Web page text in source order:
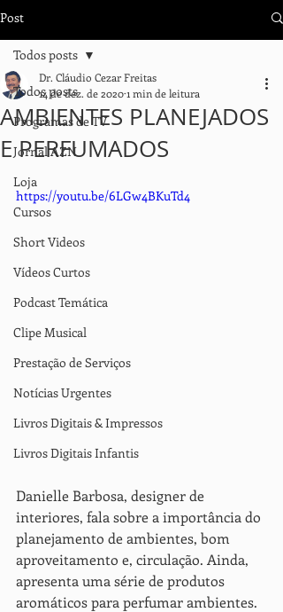
Post
Todos posts
Programas de TV
Jornal AZN
Loja
Cursos
Short Videos
Vídeos Curtos
Podcast Temática
Clipe Musical
Prestação de Serviços
Notícias Urgentes
Livros Digitais & Impressos
Livros Digitais Infantis
Todos posts
AMBIENTES PLANEJADOS
E PERFUMADOS
Dr. Cláudio Cezar Freitas
14 de dez. de 20201 min de leitura
https://youtu.be/6LGw4BKuTd4
Danielle Barbosa, designer de
interiores, fala sobre a importância do
planejamento de ambientes, bom
aproveitamento e, circulação. Ainda,
apresenta uma série de produtos
aromáticos para perfumar ambientes.